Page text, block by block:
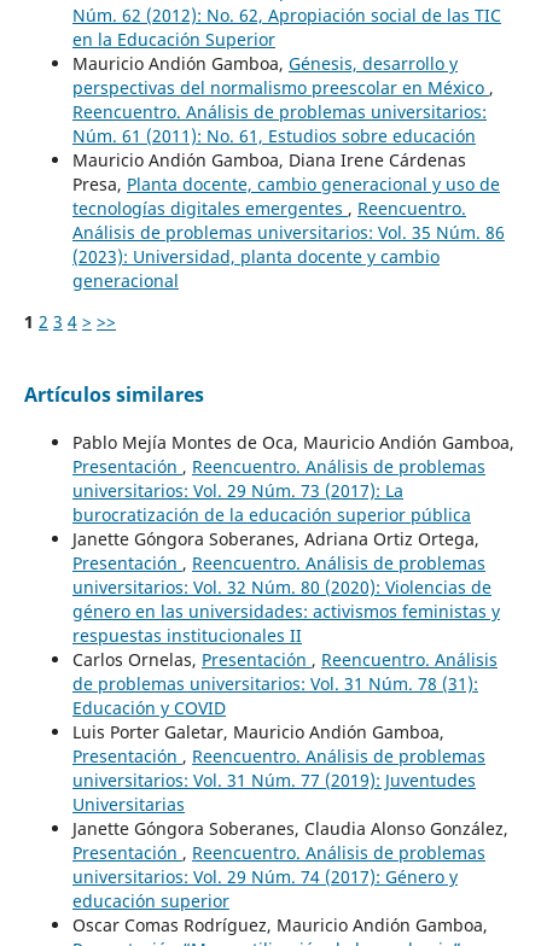
Núm. 62 (2012): No. 62, Apropiación social de las TIC
en la Educación Superior
Mauricio Andión Gamboa, Génesis, desarrollo y
perspectivas del normalismo preescolar en México ,
Reencuentro. Análisis de problemas universitarios:
Núm. 61 (2011): No. 61, Estudios sobre educación
Mauricio Andión Gamboa, Diana Irene Cárdenas
Presa, Planta docente, cambio generacional y uso de
tecnologías digitales emergentes , Reencuentro.
Análisis de problemas universitarios: Vol. 35 Núm. 86
(2023): Universidad, planta docente y cambio
generacional
1 2 3 4 > >>
Artículos similares
Pablo Mejía Montes de Oca, Mauricio Andión Gamboa,
Presentación , Reencuentro. Análisis de problemas
universitarios: Vol. 29 Núm. 73 (2017): La
burocratización de la educación superior pública
Janette Góngora Soberanes, Adriana Ortiz Ortega,
Presentación , Reencuentro. Análisis de problemas
universitarios: Vol. 32 Núm. 80 (2020): Violencias de
género en las universidades: activismos feministas y
respuestas institucionales II
Carlos Ornelas, Presentación , Reencuentro. Análisis
de problemas universitarios: Vol. 31 Núm. 78 (31):
Educación y COVID
Luis Porter Galetar, Mauricio Andión Gamboa,
Presentación , Reencuentro. Análisis de problemas
universitarios: Vol. 31 Núm. 77 (2019): Juventudes
Universitarias
Janette Góngora Soberanes, Claudia Alonso González,
Presentación , Reencuentro. Análisis de problemas
universitarios: Vol. 29 Núm. 74 (2017): Género y
educación superior
Oscar Comas Rodríguez, Mauricio Andión Gamboa,